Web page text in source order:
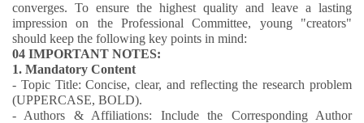
converges. To ensure the highest quality and leave a lasting
impression on the Professional Committee, young "creators"
should keep the following key points in mind:
04 IMPORTANT NOTES:
1. Mandatory Content
- Topic Title: Concise, clear, and reflecting the research problem
(UPPERCASE, BOLD).
- Authors & Affiliations: Include the Corresponding Author